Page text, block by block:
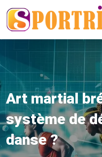
Art martial
système de
danse ?